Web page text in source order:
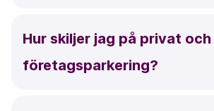
Hur skiljer jag på privat och
företagsparkering?